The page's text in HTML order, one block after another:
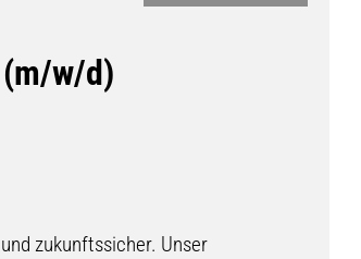
w/d)
zukunftssicher. Unser